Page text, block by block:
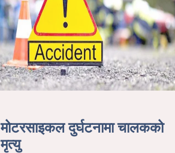
मोटरसाइकल दुर्घटनामा चालकको
मृत्यु